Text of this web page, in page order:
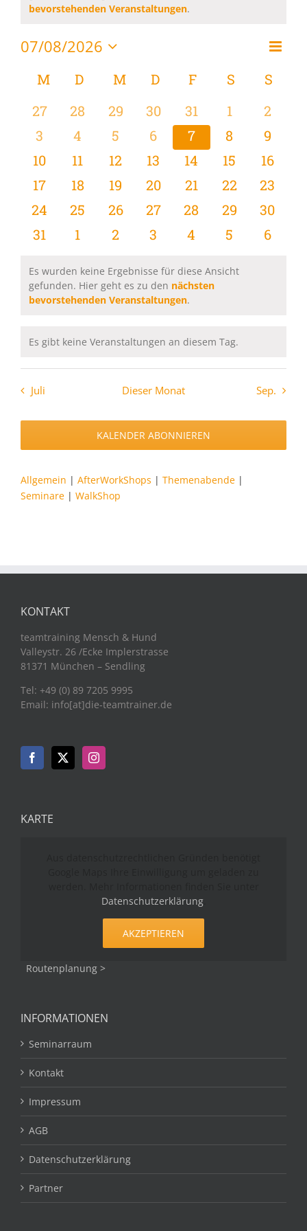
bevorstehenden Veranstaltungen.
Monat
07/08/2026
wählen.
Kalender
von
Veranstaltungen
MMONTAG
D DIENSTAG
MMITTWOCH
D DONNERSTAG
F FREITAG
S SAMSTAG
S
0
Veranstaltungen
27
0
Veranstaltungen
28
0
Veranstaltungen
29
0
Veranstaltungen
30
0
Veranstaltungen
31
0
1
0
2
0
Veranstaltungen
3
0
Veranstaltungen
4
0
Veranstaltungen
5
0
Veranstaltungen
6
0
Veranstaltungen
7
0
8
0
9
0
Veranstaltungen
10
0
Veranstaltungen
11
0
Veranstaltungen
12
0
Veranstaltungen
13
0
Veranstaltungen
14
0
15
0
16
0
Veranstaltungen
17
0
Veranstaltungen
18
0
Veranstaltungen
19
0
Veranstaltungen
20
0
Veranstaltungen
21
0
22
0
23
0
Veranstaltungen
24
0
Veranstaltungen
25
0
Veranstaltungen
26
0
Veranstaltungen
27
0
Veranstaltungen
28
0
29
0
30
0
31
0
1
0
2
0
3
0
4
0
5
0
6
Hinweis
Es wurden keine Ergebnisse für diese Ansicht
gefunden. Hier geht es zu den nächsten
bevorstehenden Veranstaltungen.
Hinweis
Es gibt keine Veranstaltungen an diesem Tag.
Juli Dieser Monat Sep.
KALENDER ABONNIEREN
Allgemein | AfterWorkShops | Themenabende |
Seminare | WalkShop
KONTAKT
teamtraining Mensch & Hund
Valleystr. 26 /Ecke Implerstrasse
81371 München – Sendling
Tel: +49 (0) 89 7205 9995
Email: info[at]die-teamtrainer.de
KARTE
Datenschutzerklärung.
AKZEPTIEREN
Routenplanung >
INFORMATIONEN
Seminarraum
Kontakt
Impressum
AGB
Datenschutzerklärung
Partner